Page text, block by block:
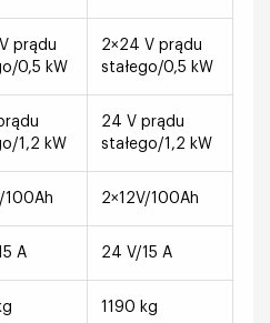
prądu
0,5 kW
2×24 V prądu
stałego/0,5 kW
1,2 kW
24 V prądu
stałego/1,2 kW
100Ah 2×12V/100Ah
A 24 V/15 A
1190 kg